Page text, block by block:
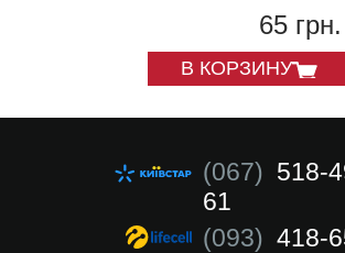
3A/175FMN,
СЛОВАКИЯ65 грн.
В КОРЗИНУ
(067) 518-
61
(093) 418-